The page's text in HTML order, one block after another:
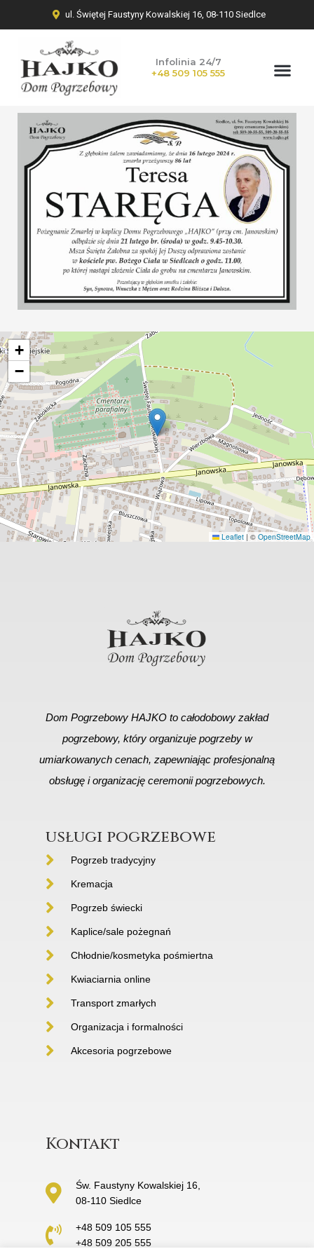
ul. Świętej Faustyny Kowalskiej 16, 08-110 Siedlce
Infolinia 24/7
+48 509 105 555
+
−
Leaflet | © OpenStreetMap
Dom Pogrzebowy HAJKO to całodobowy zakład
pogrzebowy, który organizuje pogrzeby w
umiarkowanych cenach, zapewniając profesjonalną
obsługę i organizację ceremonii pogrzebowych.
usługi pogrzebowe
Pogrzeb tradycyjny
Kremacja
Pogrzeb świecki
Kaplice/sale pożegnań
Chłodnie/kosmetyka pośmiertna
Kwiaciarnia online
Transport zmarłych
Organizacja i formalności
Akcesoria pogrzebowe
Kontakt
Św. Faustyny Kowalskiej 16,
08-110 Siedlce
+48 509 105 555
+48 509 205 555